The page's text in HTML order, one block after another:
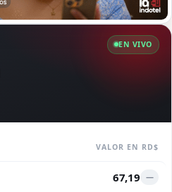
EN VIVO
VALOR EN RD$
67,19 —